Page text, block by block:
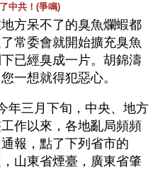
中共！(爭鳴)
方呆不了的臭魚爛蝦都
常委會就開始擴充臭魚
已經臭成一片。胡錦濤
一想就得犯惡心。
年三月下旬，中央、地方
作以來，各地亂局頻頻
報，點了下列省市的
山東省煙臺，廣東省肇